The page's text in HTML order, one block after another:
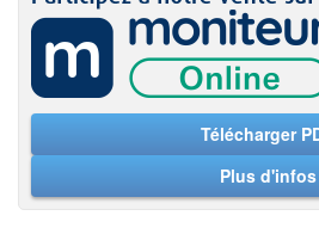
Télécharger
Plus d'infos